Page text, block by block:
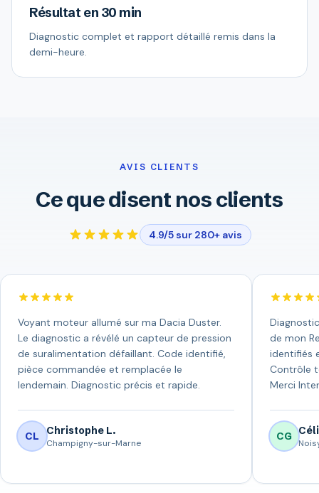
Résultat en 30 min
Diagnostic complet et rapport détaillé remis dans la
demi-heure.
AVIS CLIENTS
Ce que disent nos clients
4.9/5 sur 280+ avis
Voyant moteur allumé sur ma Dacia Duster.
Le diagnostic a révélé un capteur de pression
de suralimentation défaillant. Code identifié,
pièce commandée et remplacée le
lendemain. Diagnostic précis et rapide.
CL Christophe L.
Champigny-sur-Marne
de mon
identifiés
Contrôle
Merci
CG